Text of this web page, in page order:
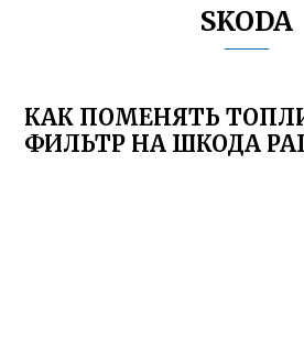
SKODA
КАК ПОМЕНЯТЬ
ФИЛЬТР НА ШКОДА